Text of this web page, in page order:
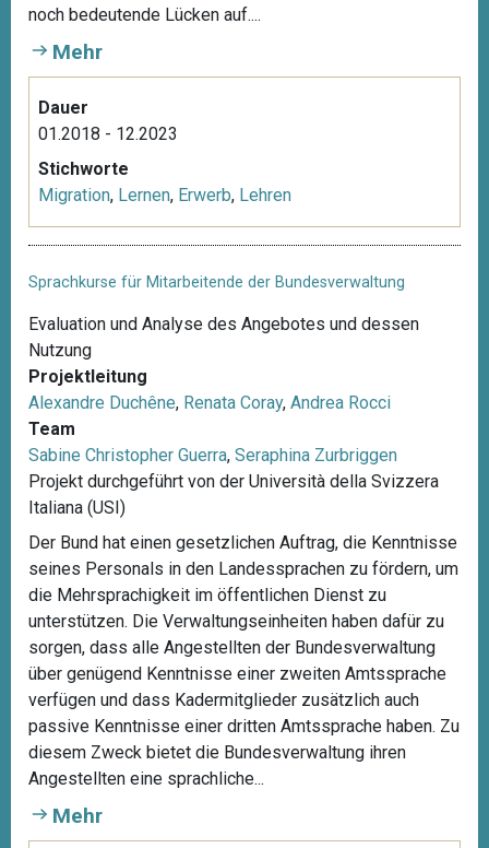
noch bedeutende Lücken auf....
Mehr
Dauer
01.2018 - 12.2023
Stichworte
Migration, Lernen, Erwerb, Lehren
Sprachkurse für Mitarbeitende der Bundesverwaltung
Evaluation und Analyse des Angebotes und dessen
Nutzung
Projektleitung
Alexandre Duchêne, Renata Coray, Andrea Rocci
Team
Sabine Christopher Guerra, Seraphina Zurbriggen
Projekt durchgeführt von der Università della Svizzera
Italiana (USI)
Der Bund hat einen gesetzlichen Auftrag, die Kenntnisse
seines Personals in den Landessprachen zu fördern, um
die Mehrsprachigkeit im öffentlichen Dienst zu
unterstützen. Die Verwaltungseinheiten haben dafür zu
sorgen, dass alle Angestellten der Bundesverwaltung
über genügend Kenntnisse einer zweiten Amtssprache
verfügen und dass Kadermitglieder zusätzlich auch
passive Kenntnisse einer dritten Amtssprache haben. Zu
diesem Zweck bietet die Bundesverwaltung ihren
Angestellten eine sprachliche...
Mehr